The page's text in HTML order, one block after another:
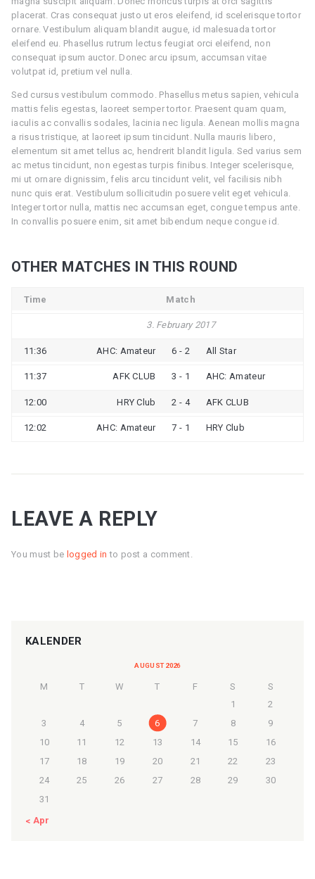
placerat. Cras consequat justo ut eros eleifend, id scelerisque tortor
ornare. Vestibulum aliquam blandit augue, id malesuada tortor
eleifend eu. Phasellus rutrum lectus feugiat orci eleifend, non
consequat ipsum auctor. Donec arcu ipsum, accumsan vitae
volutpat id, pretium vel nulla.
Sed cursus vestibulum commodo. Phasellus metus sapien, vehicula
mattis felis egestas, laoreet semper tortor. Praesent quam quam,
iaculis ac convallis sodales, lacinia nec ligula. Aenean mollis magna
a risus tristique, at laoreet ipsum tincidunt. Nulla mauris libero,
elementum sit amet tellus ac, hendrerit blandit ligula. Sed varius sem
ac metus tincidunt, non egestas turpis finibus. Integer scelerisque,
mi ut ornare dignissim, felis arcu tincidunt velit, vel facilisis nibh
nunc quis erat. Vestibulum sollicitudin posuere velit eget vehicula.
Integer tortor nulla, mattis nec accumsan eget, congue tempus ante.
In convallis posuere enim, sit amet bibendum neque congue id.
OTHER MATCHES IN THIS ROUND
Time Match
3. February 2017
11:36 AHC: Amateur 6 - 2 All Star
11:37 AFK CLUB 3 - 1 AHC: Amateur
12:00 HRY Club 2 - 4 AFK CLUB
12:02 AHC: Amateur 7 - 1 HRY Club
LEAVE A REPLY
You must be logged in to post a comment.
KALENDER
AUGUST 2026
M T W T F S
S
1
2
3
4 5 6 7 8
9
10
11 12 13 14 15
16
17
18 19 20 21 22
23
24
25 26 27 28 29
30
31
« Apr